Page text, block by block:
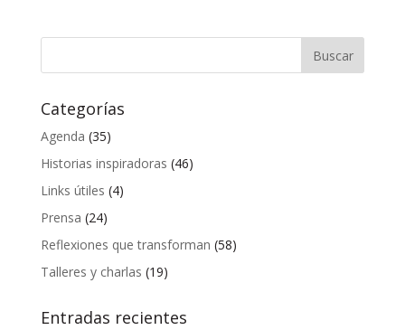
Categorías
Agenda (35)
Historias inspiradoras (46)
Links útiles (4)
Prensa (24)
Reflexiones que transforman (58)
Talleres y charlas (19)
Entradas recientes